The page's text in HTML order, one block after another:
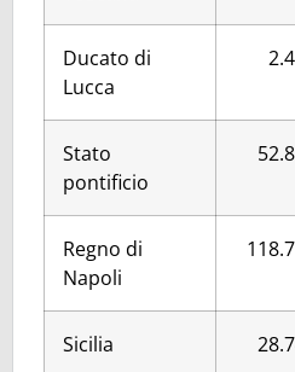
Ducato di
Lucca
Stato
pontificio
Regno di
Napoli
Sicilia